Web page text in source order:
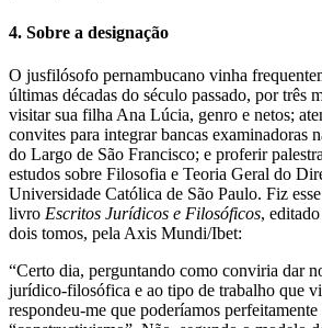
4. Sobre a designação
O jusfilósofo pernambucano vinha
últimas décadas do século passado, por três
visitar sua filha Ana Lúcia, genro e netos;
convites para integrar bancas examinadoras
do Largo de São Francisco; e proferir
estudos sobre Filosofia e Teoria Geral do
Universidade Católica de São Paulo. Fiz
livro Escritos Jurídicos e Filosóficos,
dois tomos, pela Axis Mundi/Ibet:
“Certo dia, perguntando como conviria dar
jurídico-filosófica e ao tipo de trabalho que
respondeu-me que poderíamos